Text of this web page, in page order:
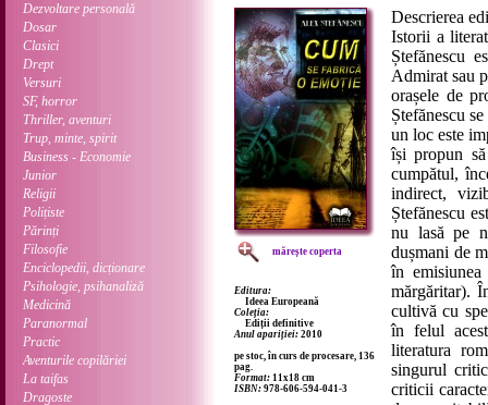
Dezvoltare personală
Dosar
Clasici
Drept
Versuri
SF, horror
Thriller, aventuri
Trup, minte, spirit
Business - Economie
Junior
Religii
Polițiste
Părinți
Filosofie
Enciclopedii, dicționare
Psihologie, psihanaliză
Medicină
Paranormal
Practic
Aventurile copilăriei
La taifas
Dragoste
mărește coperta
Editura:
Ideea Europeană
Coleția:
Ediții definitive
Anul apariției: 2010
pe stoc, în curs de procesare, 136
pag.
Format: 11x18 cm
ISBN: 978-606-594-041-3
Descrierea
Istorii a
Ștefănescu
Admirat sau
orașele de
Ștefănescu
un loc este
își propun
cumpătul,
indirect,
Ștefănescu
nu lasă pe
dușmani de
în
mărgăritar).
cultivă cu
în felul
literatura
singurul
criticii